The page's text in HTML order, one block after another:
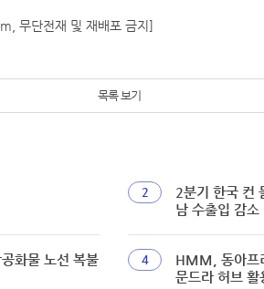
무단전재 및 재배포 금지]
목록 보기
2
2분기 한국 컨
남 수출입 감소
화물 노선 복불
4
HMM, 동아프
문드라 허브 활